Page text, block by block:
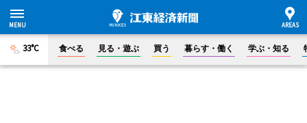
33°C 食べる 見る・遊ぶ 買う 暮らす・働く 学ぶ・知る